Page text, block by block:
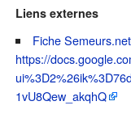
Liens externes
Fiche Semeurs.net
https://
1vU8Qew_akqhQ